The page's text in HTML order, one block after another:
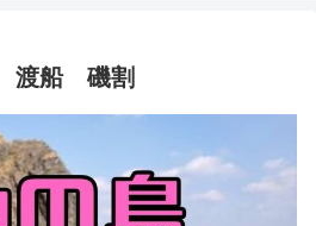
渡船 磯割